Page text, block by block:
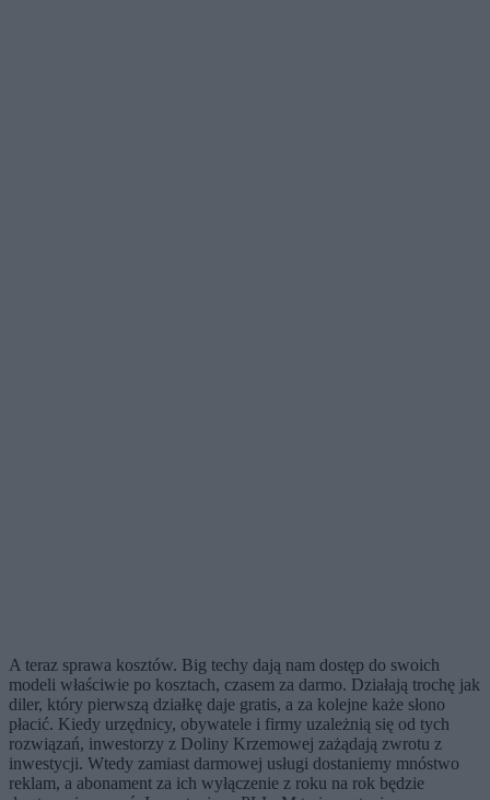
A teraz sprawa kosztów. Big techy dają nam dostęp do swoich
modeli właściwie po kosztach, czasem za darmo. Działają trochę jak
diler, który pierwszą działkę daje gratis, a za kolejne każe słono
płacić. Kiedy urzędnicy, obywatele i firmy uzależnią się od tych
rozwiązań, inwestorzy z Doliny Krzemowej zażądają zwrotu z
inwestycji. Wtedy zamiast darmowej usługi dostaniemy mnóstwo
reklam, a abonament za ich wyłączenie z roku na rok będzie